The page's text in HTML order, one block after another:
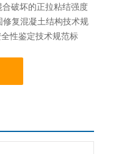
破坏的正拉粘结强度
复混凝土结构技术规
性鉴定技术规范标